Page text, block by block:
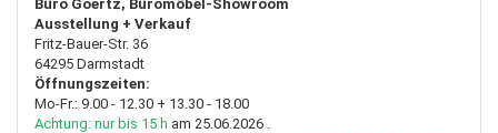
Büro Goertz, Büromöbel-Showroom
Ausstellung + Verkauf
Fritz-Bauer-Str. 36
64295 Darmstadt
Öffnungszeiten:
Mo-Fr.: 9.00 - 12.30 + 13.30 - 18.00
Achtung: nur bis 15 h am 25.06.2026 .